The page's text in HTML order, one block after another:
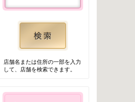
店舗名または住所の一部を入力
して、店舗を検索できます。